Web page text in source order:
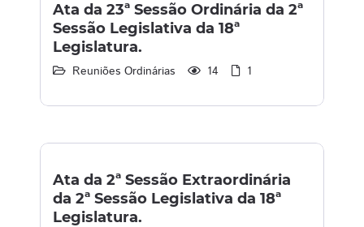
Ata da 23ª Sessão Ordinária da 2ª
Sessão Legislativa da 18ª
Legislatura.
Reuniões Ordinárias 14 1
Ata da 2ª Sessão Extraordinária
da 2ª Sessão Legislativa da 18ª
Legislatura.